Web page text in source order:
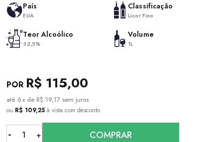
País
EUA
Classificação
Licor Fino
Teor Alcoólico
32,5%
Volume
1L
R$ 115,00
6x de R$ 19,17 sem juros
ou R$ 109,25à vista com desconto
COMPRAR